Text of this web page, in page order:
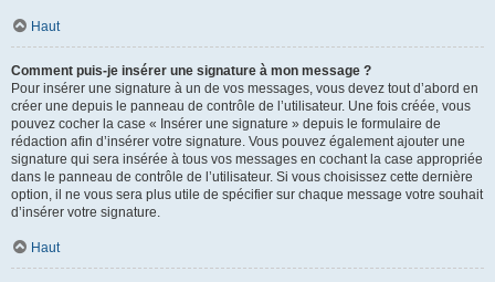
Haut
Comment puis-je insérer une signature à mon message ?
Pour insérer une signature à un de vos messages, vous devez tout d’abord en
créer une depuis le panneau de contrôle de l’utilisateur. Une fois créée, vous
pouvez cocher la case « Insérer une signature » depuis le formulaire de
rédaction afin d’insérer votre signature. Vous pouvez également ajouter une
signature qui sera insérée à tous vos messages en cochant la case appropriée
dans le panneau de contrôle de l’utilisateur. Si vous choisissez cette dernière
option, il ne vous sera plus utile de spécifier sur chaque message votre souhait
d’insérer votre signature.
Haut